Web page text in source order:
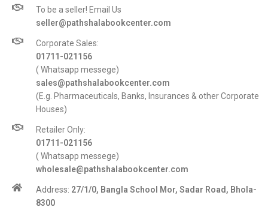
To be a seller! Email Us
seller@pathshalabookcenter.com
Corporate Sales:
01711-021156
( Whatsapp messege)
sales@pathshalabookcenter.com
(E.g. Pharmaceuticals, Banks, Insurances & other Corporate
Houses)
Retailer Only:
01711-021156
( Whatsapp messege)
wholesale@pathshalabookcenter.com
Address: 27/1/0, Bangla School Mor, Sadar Road, Bhola-
8300